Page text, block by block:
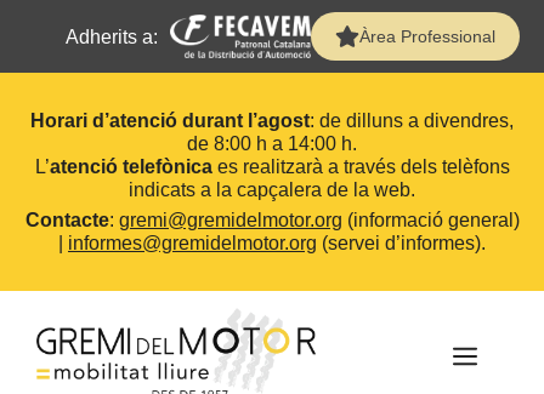
Adherits a: Àrea Professional
Horari d’atenció durant l’agost: de dilluns a divendres,
de 8:00 h a 14:00 h.
L’atenció telefònicaes realitzarà a través dels telèfons
indicats a la capçalera de la web.
Contacte: gremi@gremidelmotor.org (informació general)
informes@gremidelmotor.org (servei d’informes).
contingut